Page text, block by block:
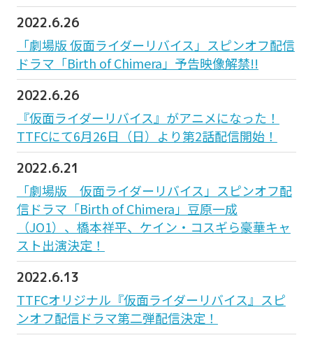
2022.6.26
「劇場版 仮面ライダーリバイス」スピンオフ配信
ドラマ「Birth of Chimera」予告映像解禁!!
2022.6.26
『仮面ライダーリバイス』がアニメになった！
TTFCにて6月26日（日）より第2話配信開始！
2022.6.21
「劇場版 仮面ライダーリバイス」スピンオフ配
信ドラマ「Birth of Chimera」豆原一成
（JO1）、橋本祥平、ケイン・コスギら豪華キャ
スト出演決定！
2022.6.13
TTFCオリジナル『仮面ライダーリバイス』スピ
ンオフ配信ドラマ第二弾配信決定！